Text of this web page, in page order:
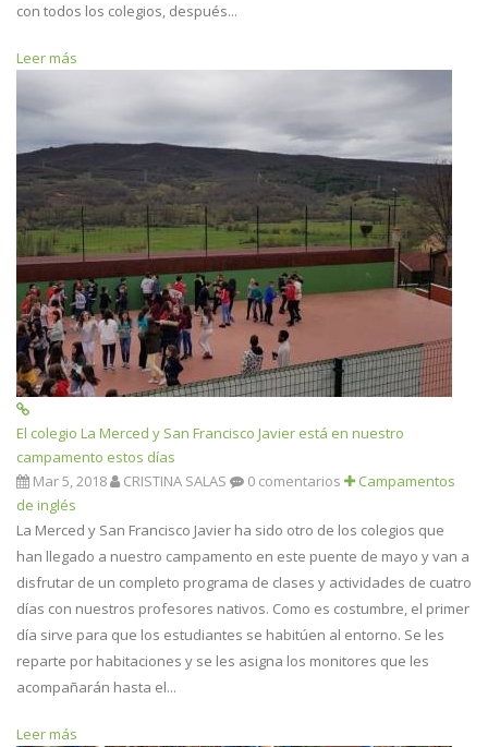
con todos los colegios, después...
Leer más
El colegio La Merced y San Francisco Javier está en nuestro
campamento estos días
Mar 5, 2018
CRISTINA SALAS 0 comentarios
Campamentos
de inglés
La Merced y San Francisco Javier ha sido otro de los colegios que
han llegado a nuestro campamento en este puente de mayo y van a
disfrutar de un completo programa de clases y actividades de cuatro
días con nuestros profesores nativos. Como es costumbre, el primer
día sirve para que los estudiantes se habitúen al entorno. Se les
reparte por habitaciones y se les asigna los monitores que les
acompañarán hasta el...
Leer más